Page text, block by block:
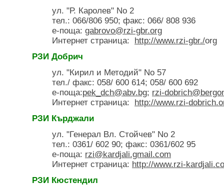
ул. "Р. Каролев" No 2
тел.: 066/806 950; факс: 066/ 808 936
е-поща: gabrovo@rzi-gbr.org
Интернет страница: http://www.rzi-gbr./org
РЗИ Добрич
ул. "Кирил и Методий" No 57
тел./ факс: 058/ 600 614; 058/ 600 692
е-поща:pek_dch@abv.bg; rzi-
Интернет страница: http://www.rzi-
РЗИ Кърджали
ул. "Генерал Вл. Стойчев" No 2
тел.: 0361/ 602 90; факс: 0361/602 95
е-поща: rzi@kardjali.gmail.com
Интернет страница: http://www.rzi-
РЗИ Кюстендил